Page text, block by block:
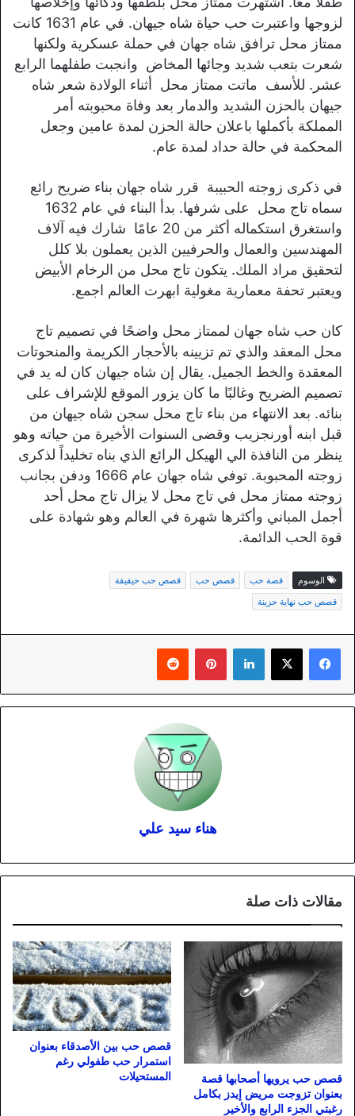
لزوجها واعتبرت حب حياة شاه جيهان. في عام 1631 كانت
ممتاز محل ترافق شاه جهان في حملة عسكرية ولكنها
شعرت بتعب شديد وجائها المخاض وانجبت طفلهما الرابع
عشر. للأسف ماتت ممتاز محل أثناء الولادة شعر شاه
جيهان بالحزن الشديد والدمار بعد وفاة محبوبته أمر
المملكة بأكملها باعلان حالة الحزن لمدة عامين وجعل
المحكمة في حالة حداد لمدة عام.
في ذكرى زوجته الحبيبة قرر شاه جهان بناء ضريح رائع
واستغرق استكماله أكثر من 20 عامًا شارك فيه آلاف
المهندسين والعمال والحرفيين الذين يعملون بلا كلل
لتحقيق مراد الملك. يتكون تاج محل من الرخام الأبيض
ويعتبر تحفة معمارية مغولية ابهرت العالم اجمع.
كان حب شاه جهان لممتاز محل واضحًا في تصميم تاج
محل المعقد والذي تم تزيينه بالأحجار الكريمة والمنحوتات
المعقدة والخط الجميل. يقال إن شاه جيهان كان له يد في
تصميم الضريح وغالبًا ما كان يزور الموقع للإشراف على
بنائه. بعد الانتهاء من بناء تاج محل سجن شاه جيهان من
قبل ابنه أورنجزيب وقضى السنوات الأخيرة من حياته وهو
ينظر من النافذة الي الهيكل الرائع الذي بناه تخليداً لذكرى
زوجته المحبوبة. توفي شاه جهان عام 1666 ودفن بجانب
زوجته ممتاز محل في تاج محل لا يزال تاج محل أحد
أجمل المباني وأكثرها شهرة في العالم وهو شهادة على
قوة الحب الدائمة.
الوسوم قصة حب قصص حب
قصص حب حيقيقة
قصص حب نهاية حزينة
لينكدإن بينتيريست
هناء سيد علي
مقالات ذات صلة
قصص حب يرويها أصحابها قصة
بعنوان تزوجت مريض إيدز بكامل
رغبتي الجزء الرابع والأخير
قصص حب بين الأصدقاء بعنوان
استمرار حب طفولي رغم
المستحيلات